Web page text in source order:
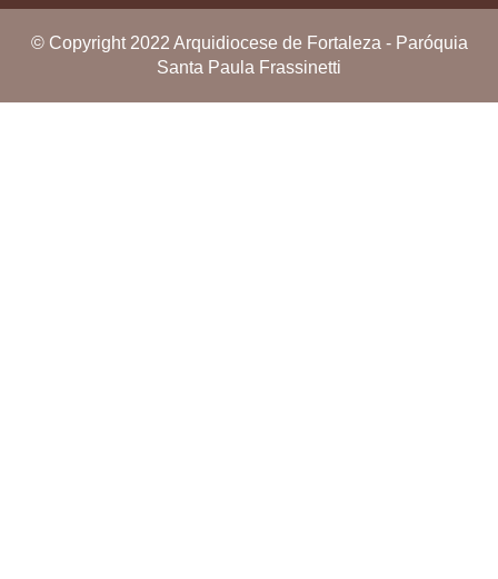
© Copyright 2022 Arquidiocese de Fortaleza - Paróquia
Santa Paula Frassinetti